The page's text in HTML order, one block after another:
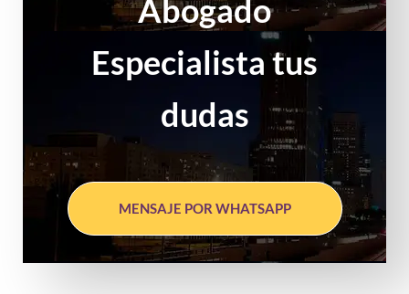
Abogado
Especialista tus
dudas
MENSAJE POR WHATSAPP